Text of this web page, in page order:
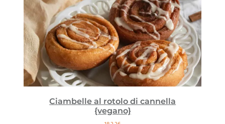
Ciambelle al rotolo di cannella
{vegano}